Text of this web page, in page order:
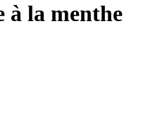
à la menthe